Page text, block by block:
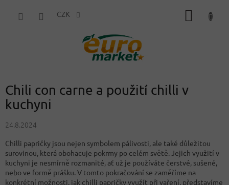
CZK
Chili con carne a použití chilli v
kuchyni
24.8.2024
Chilli papričky jsou nejen symbolem pálivosti, ale také důležitou
surovinou, která obohacuje pokrmy po celém světě. Jejich využití v
kuchyni je nesmírně rozmanité, ať už je používáte čerstvé, sušené,
nebo ve formě prášku. V tomto pokračování se zaměříme na
konkrétní možnosti, jak chilli papričky využít při vaření, představíme